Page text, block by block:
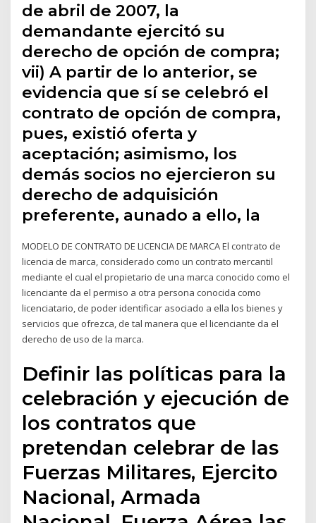
de abril de 2007, la
demandante ejercitó su
derecho de opción de compra;
vii) A partir de lo anterior, se
evidencia que sí se celebró el
contrato de opción de compra,
pues, existió oferta y
aceptación; asimismo, los
demás socios no ejercieron su
derecho de adquisición
preferente, aunado a ello, la
MODELO DE CONTRATO DE LICENCIA DE MARCA El contrato de
licencia de marca, considerado como un contrato mercantil
mediante el cual el propietario de una marca conocido como el
licenciante da el permiso a otra persona conocida como
licenciatario, de poder identificar asociado a ella los bienes y
servicios que ofrezca, de tal manera que el licenciante da el
derecho de uso de la marca.
Definir las políticas para la
celebración y ejecución de
los contratos que
pretendan celebrar de las
Fuerzas Militares, Ejercito
Nacional, Armada